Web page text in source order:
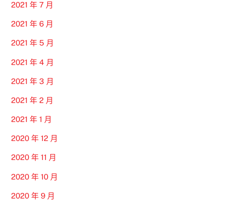
2021 年 7 月
2021 年 6 月
2021 年 5 月
2021 年 4 月
2021 年 3 月
2021 年 2 月
2021 年 1 月
2020 年 12 月
2020 年 11 月
2020 年 10 月
2020 年 9 月